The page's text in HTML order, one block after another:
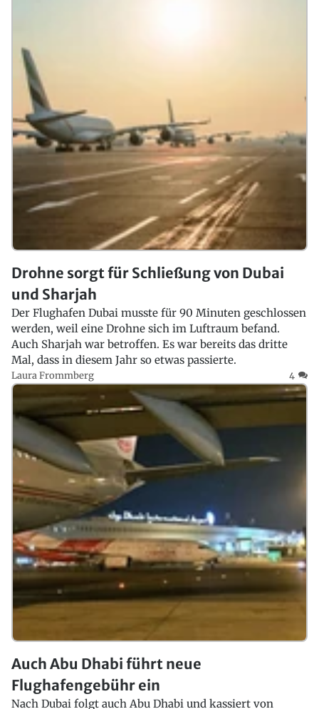
Drohne sorgt für Schließung von Dubai
und Sharjah
Der Flughafen Dubai musste für 90 Minuten geschlossen
werden, weil eine Drohne sich im Luftraum befand.
Auch Sharjah war betroffen. Es war bereits das dritte
Mal, dass in diesem Jahr so etwas passierte.
Laura Frommberg 4
Auch Abu Dhabi führt neue
Flughafengebühr ein
Nach Dubai folgt auch Abu Dhabi und kassiert von